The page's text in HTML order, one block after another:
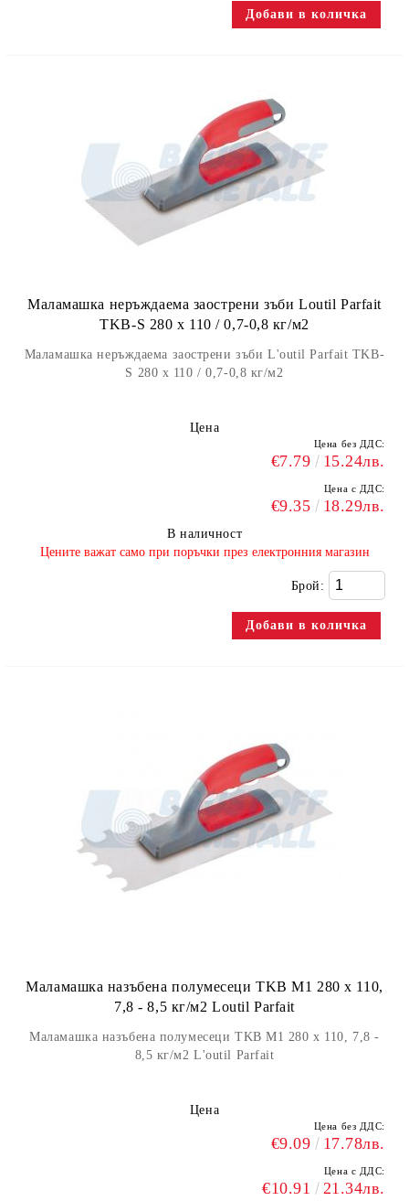
Маламашка неръждаема заострени зъби Loutil Parfait
TKB-S 280 х 110 / 0,7-0,8 кг/м2
Маламашка неръждаема заострени зъби L'outil Parfait TKB-
S 280 х 110 / 0,7-0,8 кг/м2
Цена
Цена без ДДС:
€7.79 15.24лв.
Цена с ДДС:
€9.35 18.29лв.
В наличност
​Цените важат само при поръчки през електронния магазин
Брой:
Маламашка назъбена полумесеци TKB M1 280 х 110,
7,8 - 8,5 кг/м2 Loutil Parfait
Маламашка назъбена полумесеци TKB M1 280 х 110, 7,8 -
8,5 кг/м2 L'outil Parfait
Цена
Цена без ДДС:
€9.09 17.78лв.
Цена с ДДС:
€10.91 21.34лв.